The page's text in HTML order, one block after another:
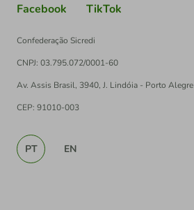
Facebook TikTok
Confederação Sicredi
CNPJ: 03.795.072/0001-60
Av. Assis Brasil, 3940, J. Lindóia - Porto Alegre
CEP: 91010-003
PT EN